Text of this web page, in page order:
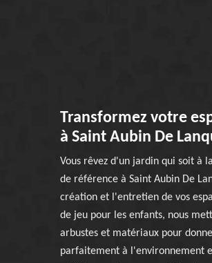
Transformez votre
à Saint Aubin De
Vous rêvez d'un jardin qui soit à
de référence à Saint Aubin De
création et l'entretien de vos
de jeu pour les enfants, nous
arbustes et matériaux pour
parfaitement à l'environnement